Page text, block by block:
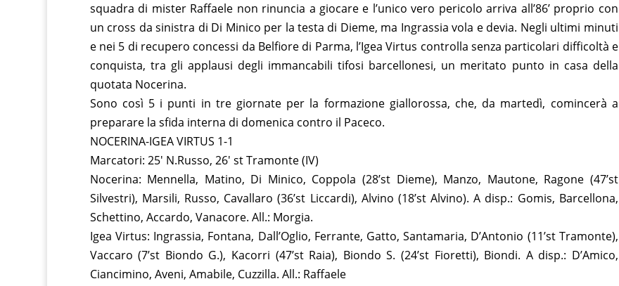
squadra di mister Raffaele non rinuncia a giocare e l’unico vero pericolo arriva all’86’ proprio con
un cross da sinistra di Di Minico per la testa di Dieme, ma Ingrassia vola e devia. Negli ultimi minuti
e nei 5 di recupero concessi da Belfiore di Parma, l’Igea Virtus controlla senza particolari difficoltà e
conquista, tra gli applausi degli immancabili tifosi barcellonesi, un meritato punto in casa della
quotata Nocerina.
Sono così 5 i punti in tre giornate per la formazione giallorossa, che, da martedì, comincerà a
preparare la sfida interna di domenica contro il Paceco.
NOCERINA-IGEA VIRTUS 1-1
Marcatori: 25′ N.Russo, 26′ st Tramonte (IV)
Nocerina: Mennella, Matino, Di Minico, Coppola (28’st Dieme), Manzo, Mautone, Ragone (47’st
Silvestri), Marsili, Russo, Cavallaro (36’st Liccardi), Alvino (18’st Alvino). A disp.: Gomis, Barcellona,
Schettino, Accardo, Vanacore. All.: Morgia.
Igea Virtus: Ingrassia, Fontana, Dall’Oglio, Ferrante, Gatto, Santamaria, D’Antonio (11’st Tramonte),
Vaccaro (7’st Biondo G.), Kacorri (47’st Raia), Biondo S. (24’st Fioretti), Biondi. A disp.: D’Amico,
Ciancimino, Aveni, Amabile, Cuzzilla. All.: Raffaele